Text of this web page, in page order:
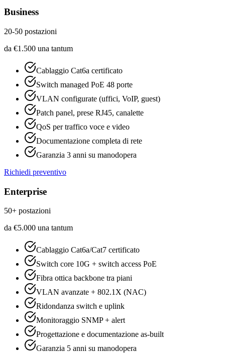
Business
20-50 postazioni
da €1.500 una tantum
Cablaggio Cat6a certificato
Switch managed PoE 48 porte
VLAN configurate (uffici, VoIP, guest)
Patch panel, prese RJ45, canalette
QoS per traffico voce e video
Documentazione completa di rete
Garanzia 3 anni su manodopera
Richiedi preventivo
Enterprise
50+ postazioni
da €5.000 una tantum
Cablaggio Cat6a/Cat7 certificato
Switch core 10G + switch access PoE
Fibra ottica backbone tra piani
VLAN avanzate + 802.1X (NAC)
Ridondanza switch e uplink
Monitoraggio SNMP + alert
Progettazione e documentazione as-built
Garanzia 5 anni su manodopera